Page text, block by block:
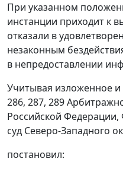
При указанном
инстанции приходит к
отказали в
незаконным
в непредоставлении
Учитывая изложенное и
286, 287, 289
Российской
суд Северо-Западного
постановил: